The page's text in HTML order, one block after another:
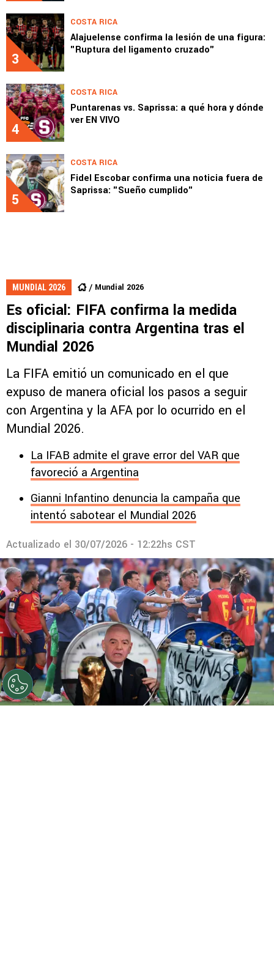
3
COSTA RICA
Alajuelense confirma la lesión de una figura:
"Ruptura del ligamento cruzado"
4
COSTA RICA
Puntarenas vs. Saprissa: a qué hora y dónde
ver EN VIVO
5
COSTA RICA
Fidel Escobar confirma una noticia fuera de
Saprissa: "Sueño cumplido"
MUNDIAL 2026 Mundial 2026
Es oficial: FIFA confirma la medida
disciplinaria contra Argentina tras el
Mundial 2026
La FIFA emitió un comunicado en el que
expuso de manera oficial los pasos a seguir
con Argentina y la AFA por lo ocurrido en el
Mundial 2026.
La IFAB admite el grave error del VAR que
favoreció a Argentina
Gianni Infantino denuncia la campaña que
intentó sabotear el Mundial 2026
Actualizado el 30/07/2026 - 12:22hs CST